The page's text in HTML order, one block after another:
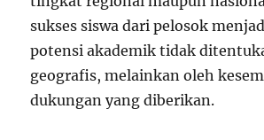
sukses siswa dari pelosok
potensi akademik tidak
geografis, melainkan oleh
dukungan yang diberikan.